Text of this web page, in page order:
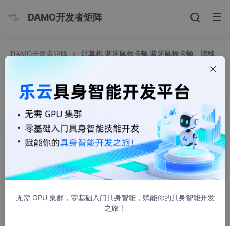
DAMO开发者矩阵
DAMO开发者矩阵
计算机 蓝牙鼠标卡顿,蓝牙鼠标卡顿、漂移
计算机 蓝牙鼠标卡顿,蓝牙鼠标卡顿、漂移现象的解
决方法
萧竹声
之前用了一年多的微软的鼠标最近一直出现单击变双击的问题，于
是乘着双11活动多，入手了罗技的MX Master鼠标，鼠标的有点就
不介绍了~迫不及待的回家开电脑蓝牙连接鼠标，不要为什么不用
装好罗技管理软件，连接成功，好鼠标的手感就是不一样，这清脆
无需 GPU 集群，零基础入门具身智能，赋能你的具身智能开发
之旅！